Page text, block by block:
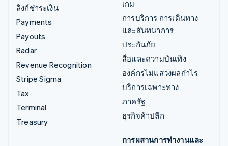
ลิงก์ชำระเงิน
Payments
Payouts
Radar
Revenue Recognition
Stripe Sigma
Tax
Terminal
Treasury
เกม
การบริการ การเดินทาง
และสันทนาการ
ประกันภัย
สื่อและความบันเทิง
องค์กรไม่แสวงผลกำไร
บริการเฉพาะทาง
ภาครัฐ
ธุรกิจค้าปลีก
การผสานการทำงานและ